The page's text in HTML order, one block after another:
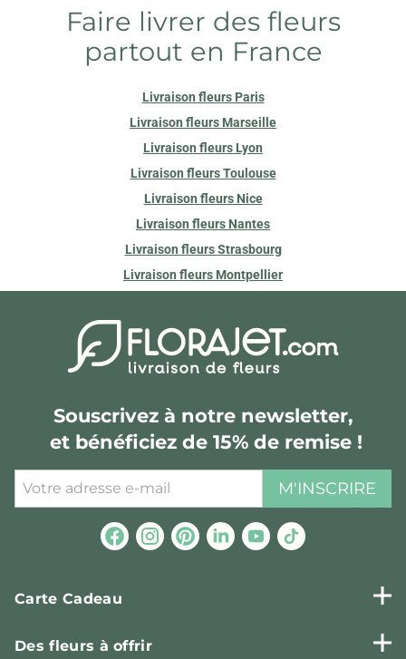
Faire livrer des fleurs
partout en France
Livraison fleurs Paris
Livraison fleurs Marseille
Livraison fleurs Lyon
Livraison fleurs Toulouse
Livraison fleurs Nice
Livraison fleurs Nantes
Livraison fleurs Strasbourg
Livraison fleurs Montpellier
Souscrivez à notre newsletter,
et bénéficiez de 15% de remise !
M'INSCRIRE
Carte Cadeau
Des fleurs à offrir